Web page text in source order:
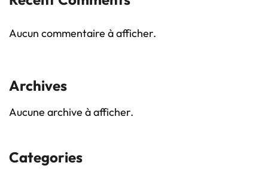
Aucun commentaire à afficher.
Archives
Aucune archive à afficher.
Categories